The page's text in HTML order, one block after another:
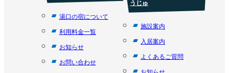
湯口の宿について
利用料金一覧
お知らせ
お問い合わせ
うじゅ
施設案内
入居案内
よくあるご質問
お知らせ